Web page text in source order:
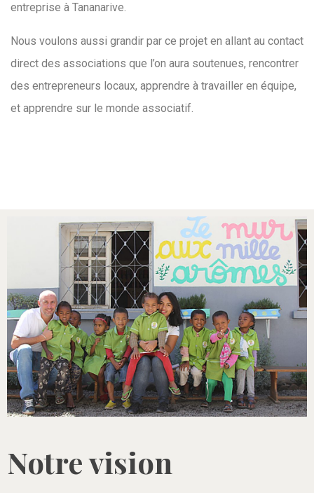
entreprise à Tananarive.
Nous voulons aussi grandir par ce projet en allant au contact
direct des associations que l’on aura soutenues, rencontrer
des entrepreneurs locaux, apprendre à travailler en équipe,
et apprendre sur le monde associatif.
Notre vision